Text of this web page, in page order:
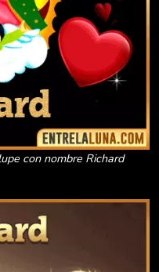
con nombre Richard